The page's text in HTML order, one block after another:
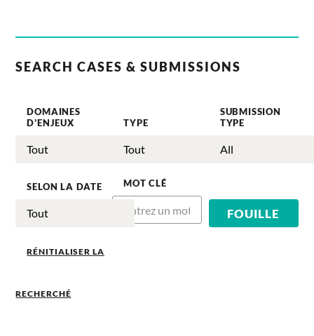
SEARCH CASES & SUBMISSIONS
DOMAINES
D’ENJEUX
TYPE
SUBMISSION
TYPE
SELON LA DATE MOT CLÉ
RÉNITIALISER LA
RECHERCHÉ